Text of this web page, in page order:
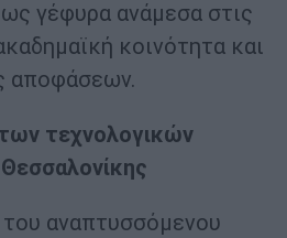
γέφυρα ανάμεσα στις
κοινότητα και
αποφάσεων.
τεχνολογικών
αναπτυσσόμενου